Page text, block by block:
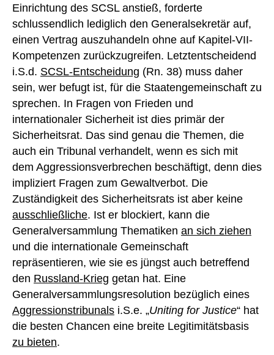
Einrichtung des SCSL anstieß, forderte
schlussendlich lediglich den Generalsekretär auf,
einen Vertrag auszuhandeln ohne auf Kapitel-VII-
Kompetenzen zurückzugreifen. Letztentscheidend
i.S.d. SCSL-Entscheidung (Rn. 38) muss daher
sein, wer befugt ist, für die Staatengemeinschaft zu
sprechen. In Fragen von Frieden und
internationaler Sicherheit ist dies primär der
Sicherheitsrat. Das sind genau die Themen, die
auch ein Tribunal verhandelt, wenn es sich mit
dem Aggressionsverbrechen beschäftigt, denn dies
impliziert Fragen zum Gewaltverbot. Die
Zuständigkeit des Sicherheitsrats ist aber keine
ausschließliche. Ist er blockiert, kann die
Generalversammlung Thematiken an sich ziehen
und die internationale Gemeinschaft
repräsentieren, wie sie es jüngst auch betreffend
den Russland-Krieg getan hat. Eine
Generalversammlungsresolution bezüglich eines
Aggressionstribunals i.S.e. „Uniting for Justice“ hat
die besten Chancen eine breite Legitimitätsbasis
zu bieten.